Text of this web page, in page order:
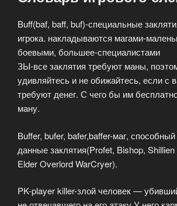
Buff(baf, baff, buf)-специальные
игрока. накладываются магами-
боевыми, большее-специалистами
ЗЫ-все заклятия требуют маны,
удивляйтесь и не обижайтесь, если с
требуют денег. С чего бы им
ману.
Buffer, bufer, bafer,baffer-маг,
данные заклятия(Profet, Bishop,
Elder Overlord WarCryer).
PK-player killer-злой человек —